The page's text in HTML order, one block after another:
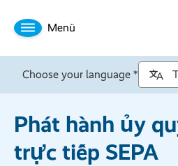
Menü
Choose your language *
Phát hành ủy
trực tiếp SEPA